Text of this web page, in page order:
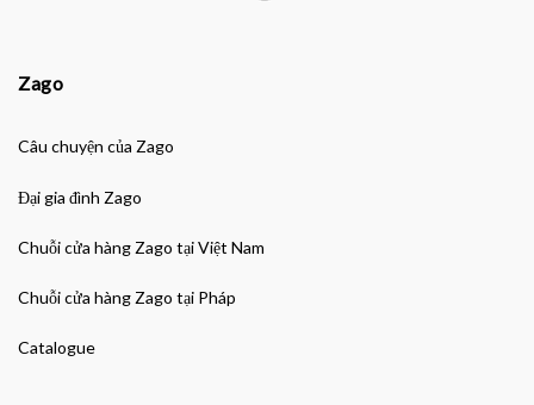
Zago
Câu chuyện của Zago
Đại gia đình Zago
Chuỗi cửa hàng Zago tại Việt Nam
Chuỗi cửa hàng Zago tại Pháp
Catalogue